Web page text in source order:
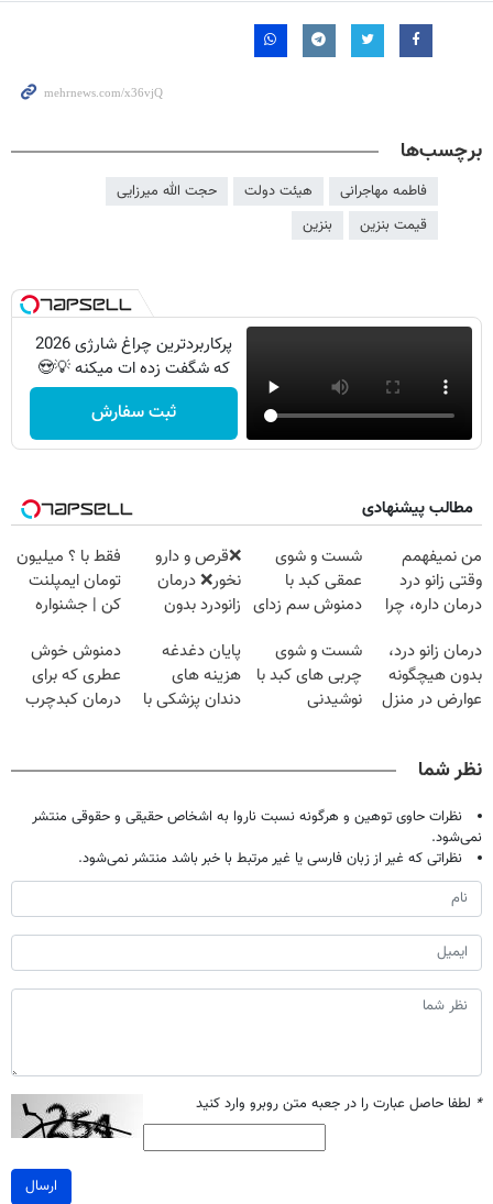
برچسب‌ها
فاطمه مهاجرانی هیئت دولت
حجت الله میرزایی
قیمت بنزین
بنزین
پرکاربردترین چراغ شارژی 2026
که شگفت زده ات میکنه 💡😍
ثبت سفارش
مطالب پیشنهادی
من نمیفهمم
وقتی زانو درد
درمان داره، چرا
تحمل میکنی؟❗
شست و شوی
عمقی کبد با
دمنوش سم زدای
❌قرص‌ و دارو
نخور❌ درمان
زانودرد بدون
فقط با ؟ میلیون
تومان ایمپلنت
کن | جشنواره
درمان زانو درد،
بدون هیچگونه
عوارض در منزل
شست و شوی
چربی های کبد با
نوشیدنی
پایان دغدغه
هزینه های
دندان پزشکی با
دمنوش خوش
عطری که برای
درمان کبدچرب
نظر شما
نظرات حاوی توهین و هرگونه نسبت ناروا به اشخاص حقیقی و حقوقی منتشر
نمی‌شود.
نظراتی که غیر از زبان فارسی یا غیر مرتبط با خبر باشد منتشر نمی‌شود.
* لطفا حاصل عبارت را در جعبه متن روبرو وارد کنید
ارسال